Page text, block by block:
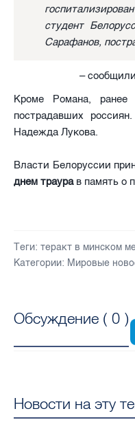
студент
Сарафанов,
– сообщили
Кроме Романа,
пострадавших
Надежда Лукова.
Власти Белоруссии
днем траурав память о
Теги: теракт в минском
Категории: Мировые
Обсуждение ( 0 )
Новости на эту